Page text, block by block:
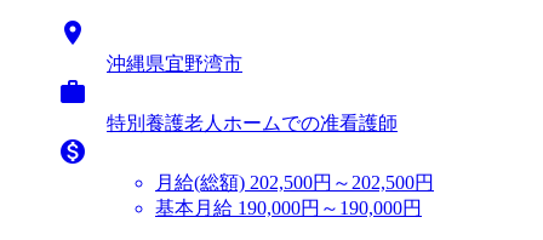

沖縄県宜野湾市

特別養護老人ホームでの准看護師

月給(総額) 202,500円～202,500円
基本月給 190,000円～190,000円